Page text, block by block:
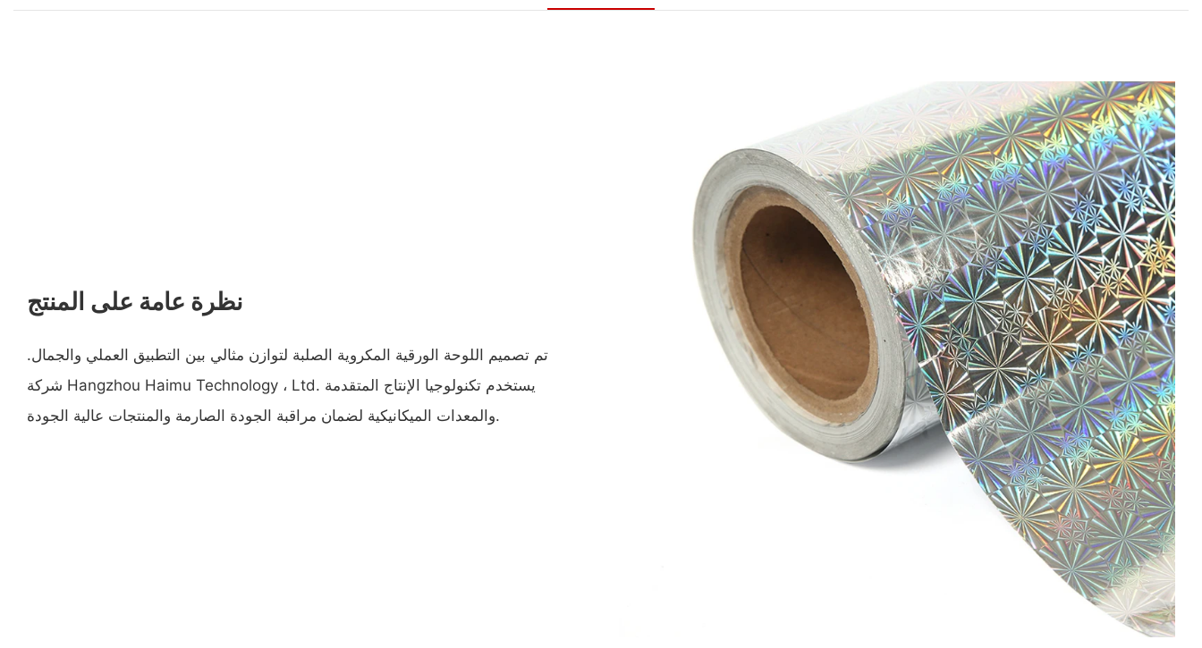
نظرة عامة على المنتج
تم تصميم اللوحة الورقية المكروية الصلبة لتوازن مثالي بين التطبيق العملي والجمال.
شركة Hangzhou Haimu Technology ، Ltd. يستخدم تكنولوجيا الإنتاج المتقدمة
والمعدات الميكانيكية لضمان مراقبة الجودة الصارمة والمنتجات عالية الجودة.